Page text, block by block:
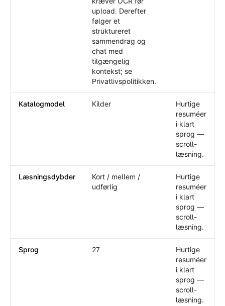
upload. Derefter
følger et
struktureret
sammendrag og
chat med
tilgængelig
kontekst; se
Privatlivspolitikken.
Katalogmodel Kilder
Hurtige
resuméer
i klart
sprog —
scroll-
læsning.
Læsningsdybder
Kort / mellem /
udførlig
Hurtige
resuméer
i klart
sprog —
scroll-
læsning.
Sprog 27
Hurtige
resuméer
i klart
sprog —
scroll-
læsning.